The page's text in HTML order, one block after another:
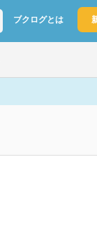
ブクログとは